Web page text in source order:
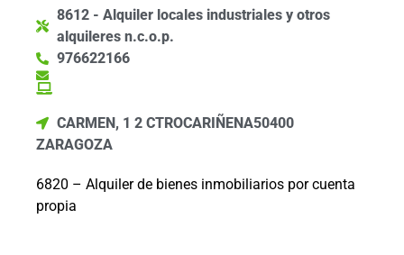
8612 - Alquiler locales industriales y otros
alquileres n.c.o.p.
976622166
CARMEN, 1 2 CTROCARIÑENA50400
ZARAGOZA
6820 – Alquiler de bienes inmobiliarios por cuenta
propia